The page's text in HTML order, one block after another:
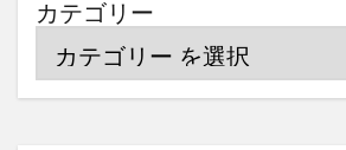
カテゴリー